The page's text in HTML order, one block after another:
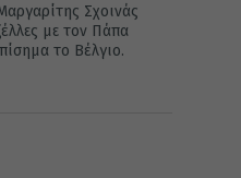
Σχοινάς
με τον Πάπα
το Βέλγιο.